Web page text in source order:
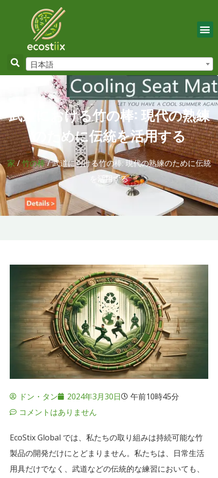
日本語
武道における竹の棒: 現代の熟練
のために伝統を活用する
家/竹の棒/ 武道における竹の棒: 現代の熟練のために伝統
を活用する
ドン・タン 2024年3月30日
午前10時45分
コメントはありません
EcoStix Global では、私たちの取り組みは持続可能な竹
製品の開発だけにとどまりません。私たちは、日常生活
用具だけでなく、武道などの伝統的な練習においても、